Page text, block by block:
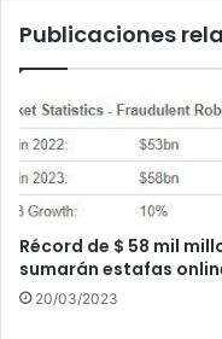
Publicaciones
Récord de $ 58 mil
sumarán estafas
20/03/2023